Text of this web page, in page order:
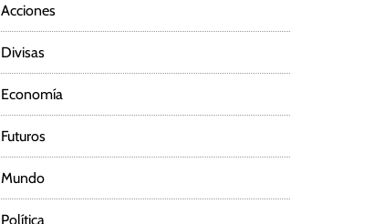
Acciones
Divisas
Economía
Futuros
Mundo
Política